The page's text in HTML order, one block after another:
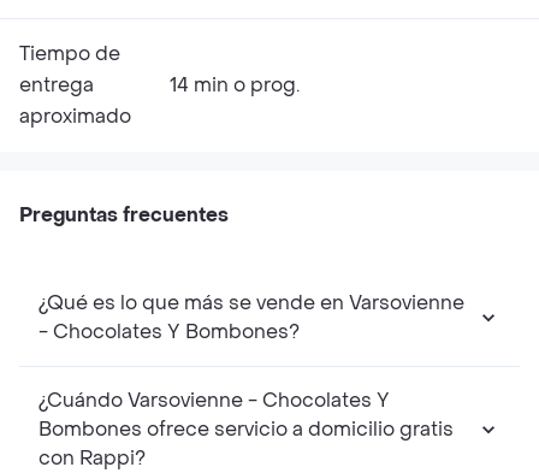
Tiempo de
entrega
aproximado
14 min o prog.
Preguntas frecuentes
¿Qué es lo que más se vende en Varsovienne
- Chocolates Y Bombones?
¿Cuándo Varsovienne - Chocolates Y
Bombones ofrece servicio a domicilio gratis
con Rappi?